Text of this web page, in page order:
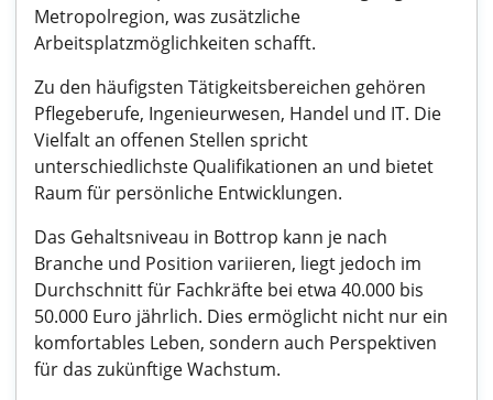
Metropolregion, was zusätzliche
Arbeitsplatzmöglichkeiten schafft.
Zu den häufigsten Tätigkeitsbereichen gehören
Pflegeberufe, Ingenieurwesen, Handel und IT. Die
Vielfalt an offenen Stellen spricht
unterschiedlichste Qualifikationen an und bietet
Raum für persönliche Entwicklungen.
Das Gehaltsniveau in Bottrop kann je nach
Branche und Position variieren, liegt jedoch im
Durchschnitt für Fachkräfte bei etwa 40.000 bis
50.000 Euro jährlich. Dies ermöglicht nicht nur ein
komfortables Leben, sondern auch Perspektiven
für das zukünftige Wachstum.